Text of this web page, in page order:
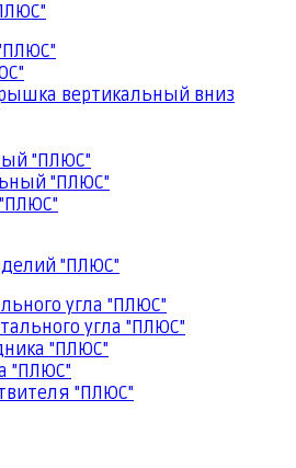
вертикальный вниз
"ПЛЮС"
"ПЛЮС"
"ПЛЮС"
угла "ПЛЮС"
угла "ПЛЮС"
"ПЛЮС"
"ПЛЮС"
"ПЛЮС"